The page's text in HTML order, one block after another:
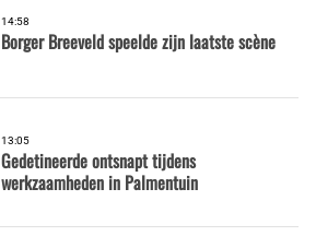
14:58
Borger Breeveld speelde zijn laatste scène
13:05
Gedetineerde ontsnapt tijdens
werkzaamheden in Palmentuin